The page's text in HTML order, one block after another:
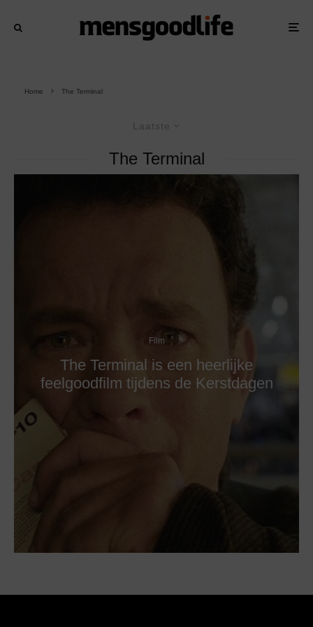
Home The Terminal
Laatste
The Terminal
Film
The Terminal is een heerlijke
feelgoodfilm tijdens de Kerstdagen